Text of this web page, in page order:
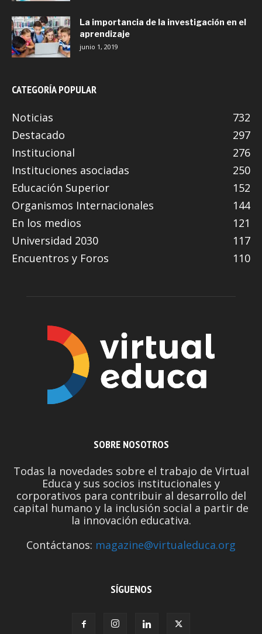
La importancia de la investigación en el
aprendizaje
junio 1, 2019
CATEGORÍA POPULAR
Noticias
732
Destacado
297
Institucional
276
Instituciones asociadas
250
Educación Superior
152
Organismos Internacionales
144
En los medios
121
Universidad 2030
117
Encuentros y Foros
110
SOBRE NOSOTROS
Todas la novedades sobre el trabajo de Virtual
Educa y sus socios institucionales y
corporativos para contribuir al desarrollo del
capital humano y la inclusión social a partir de
la innovación educativa.
Contáctanos: magazine@virtualeduca.org
SÍGUENOS